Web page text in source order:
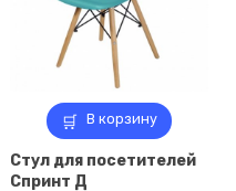
В корзину
Стул для посетителей
Спринт Д